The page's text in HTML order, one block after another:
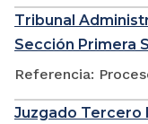
Tribunal
Sección Primera
Referencia:
Juzgado Tercero